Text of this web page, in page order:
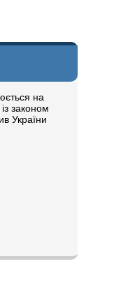
на
законом
України